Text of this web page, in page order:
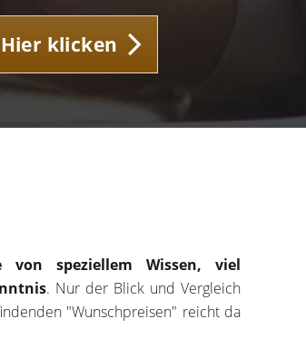
Hier klicken
von speziellem Wissen, viel
. Nur der Blick und Vergleich
"Wunschpreisen" reicht da